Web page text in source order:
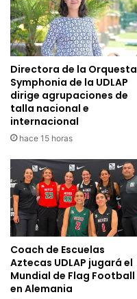
Directora de la Orquesta
Symphonia de la UDLAP
dirige agrupaciones de
talla nacional e
internacional
hace 15 horas
Coach de Escuelas
Aztecas UDLAP jugará el
Mundial de Flag Football
en Alemania